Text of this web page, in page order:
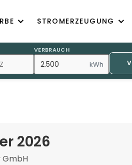
STROMERZEUGUNG
VERBRAUCH
kWh
2026